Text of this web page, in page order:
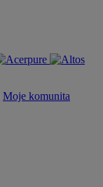
Moje komunita